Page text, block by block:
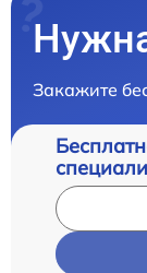
Закажите